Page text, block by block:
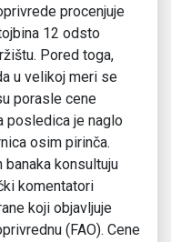
procenjuje
12 odsto
Pored toga,
u velikoj meri se
porasle cene
posledica je naglo
osim pirinča.
konsultuju
komentatori
koji objavljuje
(FAO). Cene